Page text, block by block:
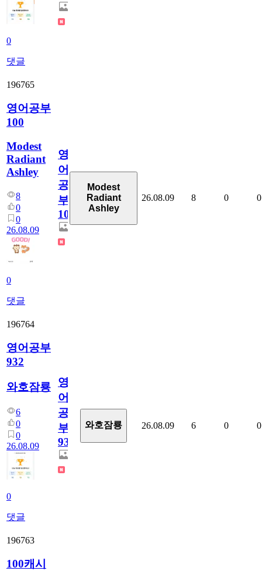
0
댓글
196765
영어공부
100
Modest
Radiant
Ashley
8
0
0
26.08.09
0
댓글
영
어
공
부
100
Modest
Radiant
Ashley
26.08.09 8 0 0
196764
영어공부
932
와호잠룡
6
0
0
26.08.09
0
댓글
영
어
공
부
932
와호잠룡 26.08.09 6 0 0
196763
100캐시